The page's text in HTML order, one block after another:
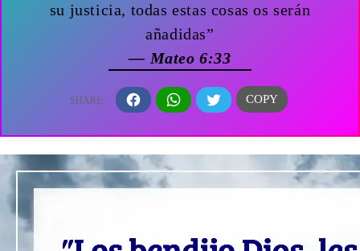
su justicia, todas estas cosas os serán
añadidas”
— Mateo 6:33